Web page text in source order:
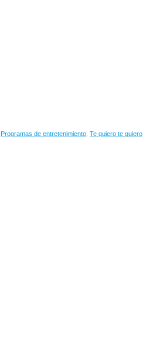
Programas de entretenimiento Te quiero te quiero